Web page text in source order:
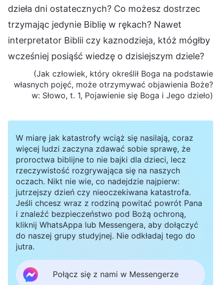
dzieła dni ostatecznych? Co możesz dostrzec
trzymając jedynie Biblię w rękach? Nawet
interpretator Biblii czy kaznodzieja, któż mógłby
wcześniej posiąść wiedzę o dzisiejszym dziele?
(Jak człowiek, który określił Boga na podstawie
własnych pojęć, może otrzymywać objawienia Boże?
w: Słowo, t. 1, Pojawienie się Boga i Jego dzieło)
W miarę jak katastrofy wciąż się nasilają, coraz
więcej ludzi zaczyna zdawać sobie sprawę, że
proroctwa biblijne to nie bajki dla dzieci, lecz
rzeczywistość rozgrywająca się na naszych
oczach. Nikt nie wie, co nadejdzie najpierw:
jutrzejszy dzień czy nieoczekiwana katastrofa.
Jeśli chcesz wraz z rodziną powitać powrót Pana
i znaleźć bezpieczeństwo pod Bożą ochroną,
kliknij WhatsAppa lub Messengera, aby dołączyć
do naszej grupy studyjnej. Nie odkładaj tego do
jutra.
Połącz się z nami w Messengerze